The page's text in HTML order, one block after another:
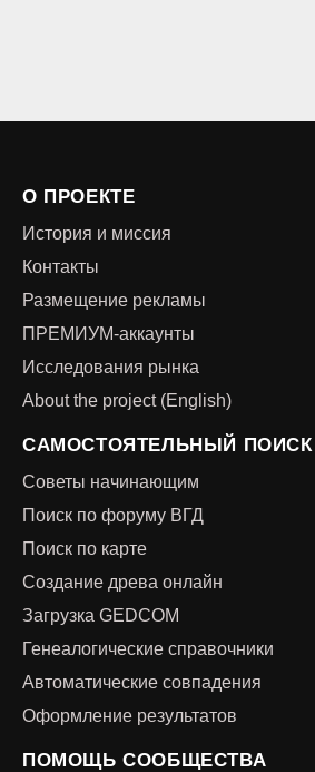
О ПРОЕКТЕ
История и миссия
Контакты
Размещение рекламы
ПРЕМИУМ-аккаунты
Исследования рынка
About the project (English)
САМОСТОЯТЕЛЬНЫЙ ПОИСК
Советы начинающим
Поиск по форуму ВГД
Поиск по карте
Создание древа онлайн
Загрузка GEDCOM
Генеалогические справочники
Автоматические совпадения
Оформление результатов
ПОМОЩЬ СООБЩЕСТВА